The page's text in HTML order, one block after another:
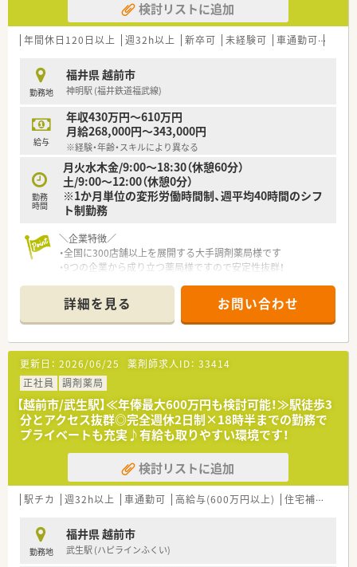
検討リストに追加
年間休日120日以上 週32h以上 新卒可 未経験可 車通勤可
勤務地
福井県 越前市
神明駅 (福井鉄道福武線)
給与
年収430万円～610万円
月給268,000円～343,000円
※経験・年齢・スキルにより異なる
勤務
時間
月火水木金/9:00～18:30（休憩60分）
土/9:00～12:00（休憩0分）
※1か月単位の変形労働時間制、週平均40時間のシフ
ト制勤務
＼企業特徴／
・全国に300店舗以上を展開する大手調剤薬局様です
・9つの企業から成り立つ薬局様ですので安定性抜群！
テムや自動発注システムなど薬剤師様が働きやすい環境が整え
られています
＼福利厚生について／
・星野リゾート優待・JCB優待、財形貯蓄、共済会、健康ショップ、
永年勤続表彰、確定拠出年金制度などたくさんの福利厚生を用意
されています
＼教育研修制度について／
フォローアップ研修、エキスパート研修、薬局長研修、管理者研
修、フィジカルアセスメント研修、ＷＥＢラーニング／費用補助
制度ありなど教育研修制度も整えられていますので、未経験・ブ
ランクのある方にも安心です♪
詳細を見る お問い合わせ
更新日： 2026/06/25 薬剤師求人ID： 33414
正社員
調剤薬局
【越前市/武生駅】≪年俸最大600万円も検討可能！≫駅徒歩3
分とアクセス抜群◎完全週休2日制×18時半までの勤務で
プライベートも充実♪有給も取りやすい環境です！
検討リストに追加
駅チカ 週32h以上 車通勤可 高給与(600万円以上) 住宅補助(手当)あり
勤務地
福井県 越前市
武生駅 (ハピラインふくい)